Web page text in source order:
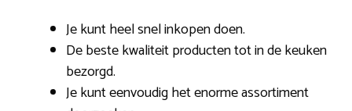
Je kunt heel snel inkopen doen.
De beste kwaliteit producten tot in de keuken
bezorgd.
Je kunt eenvoudig het enorme assortiment